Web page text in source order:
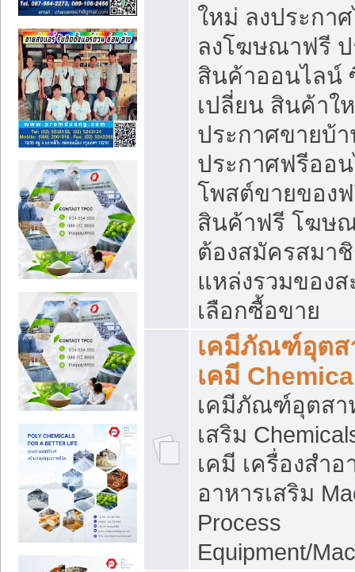
ใหม่ ลงประกา
ลงโฆษณาฟรี
สินค้าออนไลน์
เปลี่ยน สินค้าใ
ประกาศขายบ้
ประกาศฟรีออ
โพสต์ขายของ
สินค้าฟรี โฆษ
ต้องสมัครสมา
แหล่งรวมของ
เลือกซื้อขาย
เคมีภัณฑ์อุตส
เคมี
เคมีภัณฑ์อุตสา
เสริม
เคมี เครื่องสำ
อาหารเสริม
Process
Equipment/